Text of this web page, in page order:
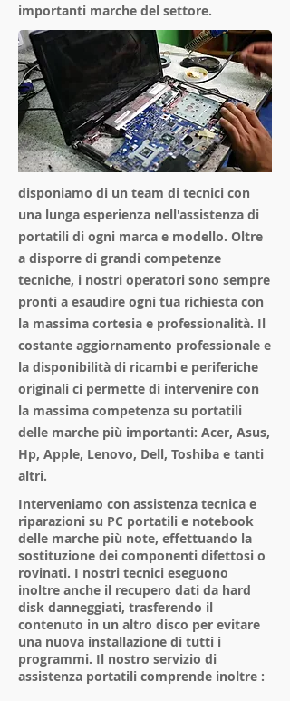
importanti marche del settore.
disponiamo di un team di tecnici con
una lunga esperienza nell'assistenza di
portatili di ogni marca e modello. Oltre
a disporre di grandi competenze
tecniche, i nostri operatori sono sempre
pronti a esaudire ogni tua richiesta con
la massima cortesia e professionalità. Il
costante aggiornamento professionale e
la disponibilità di ricambi e periferiche
originali ci permette di intervenire con
la massima competenza su portatili
delle marche più importanti: Acer, Asus,
Hp, Apple, Lenovo, Dell, Toshiba e tanti
altri.
Interveniamo con assistenza tecnica e
riparazioni su PC portatili e notebook
delle marche più note, effettuando la
sostituzione dei componenti difettosi o
rovinati. I nostri tecnici eseguono
inoltre anche il recupero dati da hard
disk danneggiati, trasferendo il
contenuto in un altro disco per evitare
una nuova installazione di tutti i
programmi. Il nostro servizio di
assistenza portatili comprende inoltre :